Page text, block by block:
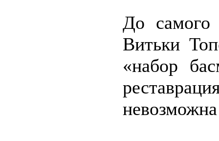
До самого
Витьки
«набор